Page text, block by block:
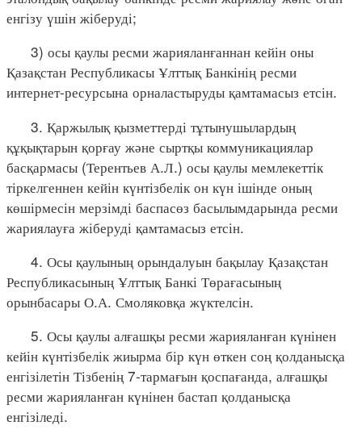
енгізу үшін жіберуді;
3) осы қаулы ресми жарияланғаннан кейін оны
Қазақстан Республикасы Ұлттық Банкінің ресми
интернет-ресурсына орналастыруды қамтамасыз етсін.
3. Қаржылық қызметтерді тұтынушылардың
құқықтарын қорғау және сыртқы коммуникациялар
басқармасы (Терентьев А.Л.) осы қаулы мемлекеттік
тіркелгеннен кейін күнтізбелік он күн ішінде оның
көшірмесін мерзімді баспасөз басылымдарында ресми
жариялауға жіберуді қамтамасыз етсін.
4. Осы қаулының орындалуын бақылау Қазақстан
Республикасының Ұлттық Банкі Төрағасының
орынбасары О.А. Смоляковқа жүктелсін.
5. Осы қаулы алғашқы ресми жарияланған күнінен
кейін күнтізбелік жиырма бір күн өткен соң қолданысқа
енгізілетін Тізбенің 7-тармағын қоспағанда, алғашқы
ресми жарияланған күнінен бастап қолданысқа
енгізіледі.